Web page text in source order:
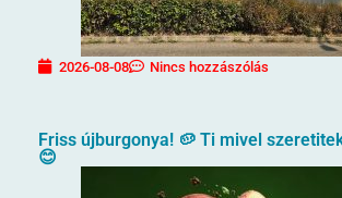
2026-08-08 Nincs hozzászólás
Friss újburgonya! 🥔 Ti mivel
😊